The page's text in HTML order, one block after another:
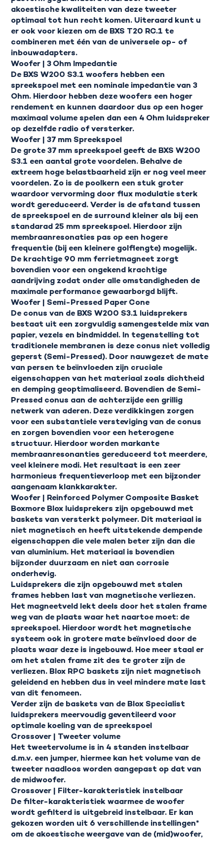
akoestische kwaliteiten van deze tweeter
optimaal tot hun recht komen. Uiteraard kunt u
er ook voor kiezen om de BXS T20 RC.1 te
combineren met één van de universele op- of
inbouwadapters.
Woofer | 3 Ohm Impedantie
De BXS W200 S3.1 woofers hebben een
spreekspoel met een nominale impedantie van 3
Ohm. Hierdoor hebben deze woofers een hoger
rendement en kunnen daardoor dus op een hoger
maximaal volume spelen dan een 4 Ohm luidspreker
op dezelfde radio of versterker.
Woofer | 37 mm Spreekspoel
De grote 37 mm spreekspoel geeft de BXS W200
S3.1 een aantal grote voordelen. Behalve de
extreem hoge belastbaarheid zijn er nog veel meer
voordelen. Zo is de poolkern een stuk groter
waardoor vervorming door flux modulatie sterk
wordt gereduceerd. Verder is de afstand tussen
de spreekspoel en de surround kleiner als bij een
standarad 25 mm spreekspoel. Hierdoor zijn
membraanresonaties pas op een hogere
frequentie (bij een kleinere golflengte) mogelijk.
De krachtige 90 mm ferrietmagneet zorgt
bovendien voor een ongekend krachtige
aandrijving zodat onder alle omstandigheden de
maximale performance gewaarborgd blijft.
Woofer | Semi-Pressed Paper Cone
De conus van de BXS W200 S3.1 luidsprekers
bestaat uit een zorgvuldig samengestelde mix van
papier, vezels en bindmiddel. In tegenstelling tot
traditionele membranen is deze conus niet volledig
geperst (Semi-Pressed). Door nauwgezet de mate
van persen te beïnvloeden zijn cruciale
eigenschappen van het materiaal zoals dichtheid
en demping geoptimaliseerd. Bovendien de Semi-
Pressed conus aan de achterzijde een grillig
netwerk van aderen. Deze verdikkingen zorgen
voor een substantiele versteviging van de conus
en zorgen bovendien voor een heterogene
structuur. Hierdoor worden markante
membraanresonanties gereduceerd tot meerdere,
veel kleinere modi. Het resultaat is een zeer
harmonieus frequentieverloop met een bijzonder
aangenaam klankkarakter.
Woofer | Reinforced Polymer Composite Basket
Boxmore Blox luidsprekers zijn opgebouwd met
baskets van versterkt polymeer. Dit materiaal is
niet magnetisch en heeft uitstekende dempende
eigenschappen die vele malen beter zijn dan die
van aluminium. Het materiaal is bovendien
bijzonder duurzaam en niet aan corrosie
onderhevig.
Luidsprekers die zijn opgebouwd met stalen
frames hebben last van magnetische verliezen.
Het magneetveld lekt deels door het stalen frame
weg van de plaats waar het naartoe moet: de
spreekspoel. Hierdoor wordt het magnetische
systeem ook in grotere mate beïnvloed door de
plaats waar deze is ingebouwd. Hoe meer staal er
om het stalen frame zit des te groter zijn de
verliezen. Blox RPC baskets zijn niet magnetisch
geleidend en hebben dus in veel mindere mate last
van dit fenomeen.
Verder zijn de baskets van de Blox Specialist
luidsprekers meervoudig geventileerd voor
optimale koeling van de spreekspoel
Crossover | Tweeter volume
Het tweetervolume is in 4 standen instelbaar
d.m.v. een jumper, hiermee kan het volume van de
tweeter naadloos worden aangepast op dat van
de midwoofer.
Crossover | Filter-karakteristiek instelbaar
De filter-karakteristiek waarmee de woofer
wordt gefilterd is uitgebreid instelbaar. Er kan
gekozen worden uit 6 verschillende instellingen*
om de akoestische weergave van de (mid)woofer,